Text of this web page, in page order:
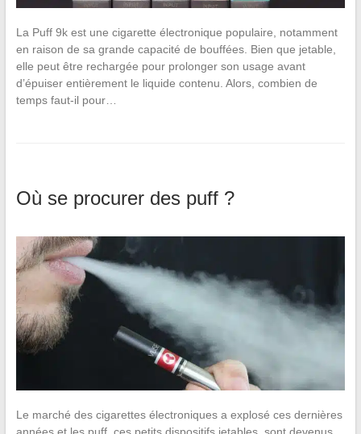
La Puff 9k est une cigarette électronique populaire, notamment
en raison de sa grande capacité de bouffées. Bien que jetable,
elle peut être rechargée pour prolonger son usage avant
d’épuiser entièrement le liquide contenu. Alors, combien de
temps faut-il pour…
Où se procurer des puff ?
Le marché des cigarettes électroniques a explosé ces dernières